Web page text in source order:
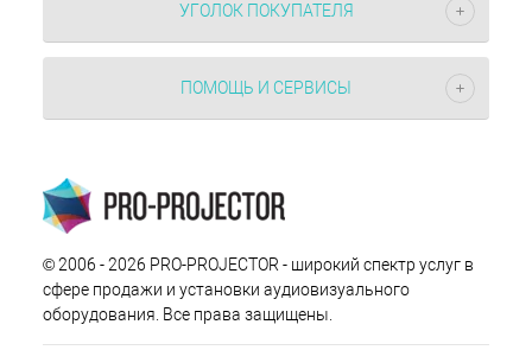
УГОЛОК ПОКУПАТЕЛЯ
ПОМОЩЬ И СЕРВИСЫ
© 2006 - 2026 PRO-PROJECTOR - широкий спектр услуг в
сфере продажи и установки аудиовизуального
оборудования. Все права защищены.